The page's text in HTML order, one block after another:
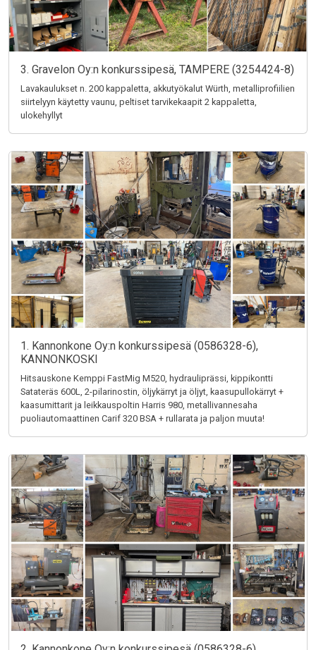
3. Gravelon Oy:n konkurssipesä, TAMPERE (3254424-8)
Lavakaulukset n. 200 kappaletta, akkutyökalut Würth, metalliprofiilien
siirtelyyn käytetty vaunu, peltiset tarvikekaapit 2 kappaletta,
ulokehyllyt
1. Kannonkone Oy:n konkurssipesä (0586328-6),
KANNONKOSKI
Hitsauskone Kemppi FastMig M520, hydrauliprässi, kippikontti
Satateräs 600L, 2-pilarinostin, öljykärryt ja öljyt, kaasupullokärryt +
kaasumittarit ja leikkauspoltin Harris 980, metallivannesaha
puoliautomaattinen Carif 320 BSA + rullarata ja paljon muuta!